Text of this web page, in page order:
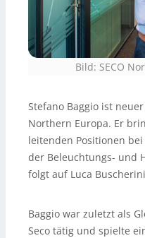
Bild: SECO
Stefano Baggio ist
Northern Europa. Er
leitenden Positionen
der Beleuchtungs- und
folgt auf Luca
Baggio war zuletzt als
Seco tätig und spielte